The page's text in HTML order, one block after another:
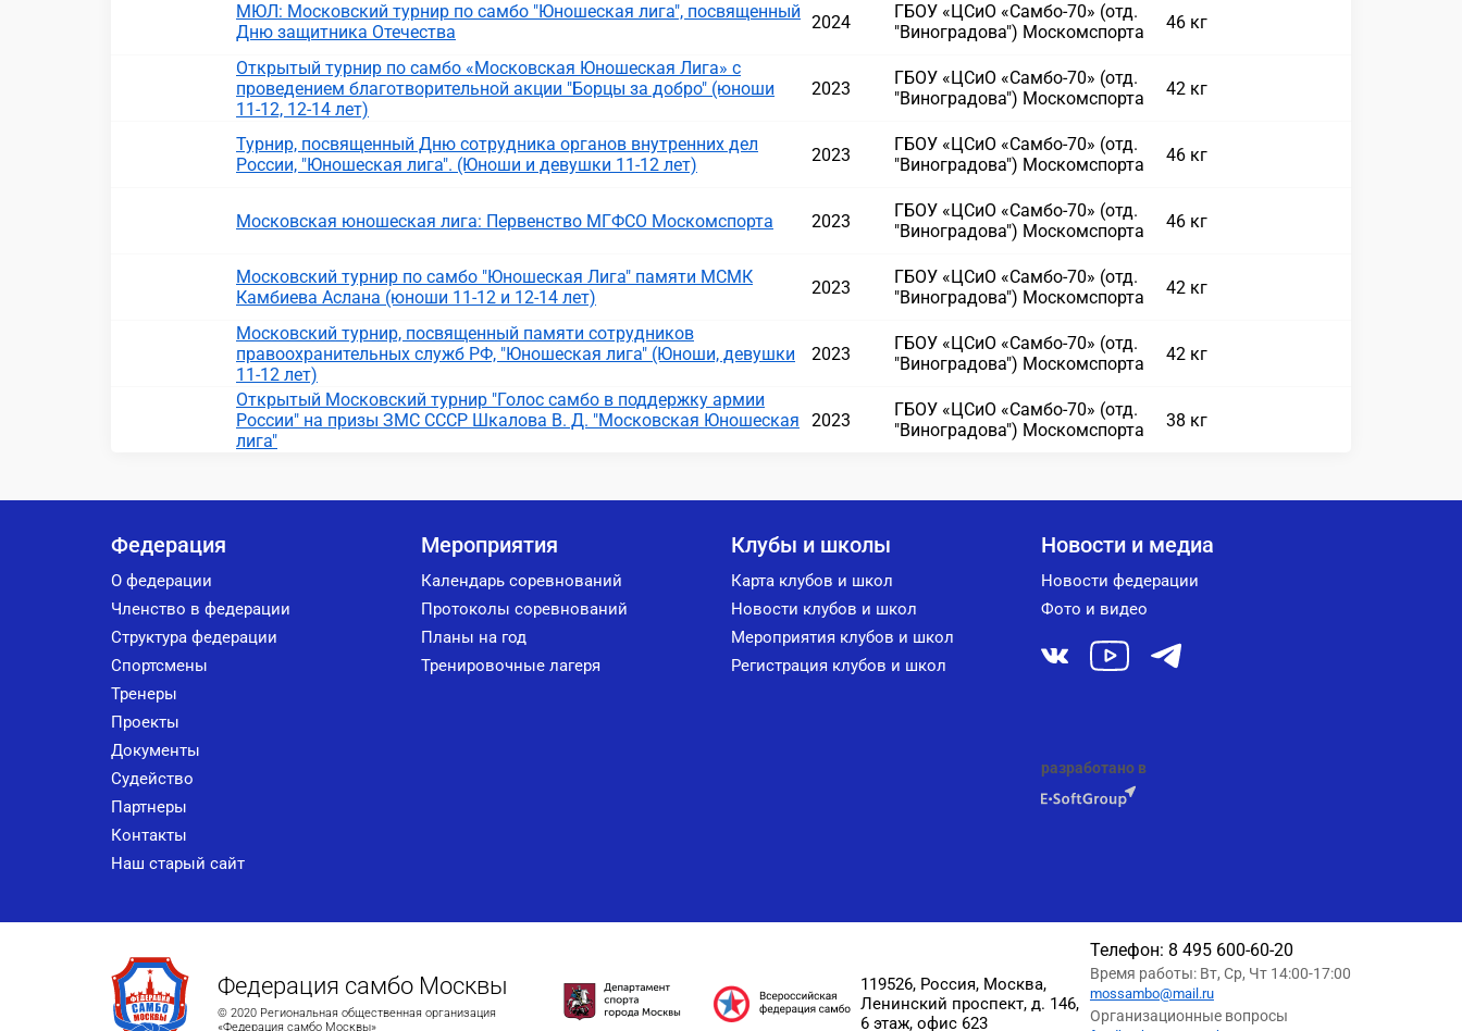
МЮЛ: Московский турнир по самбо "Юношеская лига", посвященный
Дню защитника Отечества
2024
ГБОУ «ЦСиО «Самбо-70» (отд.
"Виноградова") Москомспорта
46 кг
Открытый турнир по самбо «Московская Юношеская Лига» с
проведением благотворительной акции "Борцы за добро" (юноши
11-12, 12-14 лет)
2023
ГБОУ «ЦСиО «Самбо-70» (отд.
"Виноградова") Москомспорта
42 кг
Турнир, посвященный Дню сотрудника органов внутренних дел
России, "Юношеская лига". (Юноши и девушки 11-12 лет)
2023
ГБОУ «ЦСиО «Самбо-70» (отд.
"Виноградова") Москомспорта
46 кг
Московская юношеская лига: Первенство МГФСО Москомспорта 2023
ГБОУ «ЦСиО «Самбо-70» (отд.
"Виноградова") Москомспорта
46 кг
Московский турнир по самбо "Юношеская Лига" памяти МСМК
Камбиева Аслана (юноши 11-12 и 12-14 лет)
2023
ГБОУ «ЦСиО «Самбо-70» (отд.
"Виноградова") Москомспорта
42 кг
Московский турнир, посвященный памяти сотрудников
правоохранительных служб РФ, "Юношеская лига" (Юноши, девушки
11-12 лет)
2023
ГБОУ «ЦСиО «Самбо-70» (отд.
"Виноградова") Москомспорта
42 кг
Открытый Московский турнир "Голос самбо в поддержку армии
России" на призы ЗМС СССР Шкалова В. Д. "Московская Юношеская
лига"
2023
ГБОУ «ЦСиО «Самбо-70» (отд.
"Виноградова") Москомспорта
38 кг
Федерация
О федерации
Членство в федерации
Структура федерации
Спортсмены
Тренеры
Проекты
Документы
Судейство
Партнеры
Контакты
Наш старый сайт
Мероприятия
Календарь соревнований
Протоколы соревнований
Планы на год
Тренировочные лагеря
Клубы и школы
Карта клубов и школ
Новости клубов и школ
Мероприятия клубов и школ
Регистрация клубов и школ
Новости и медиа
Новости федерации
Фото и видео
разработано в
Федерация самбо Москвы
© 2020 Региональная общественная организация
«Федерация самбо Москвы»
119526, Россия, Москва,
Ленинский проспект, д. 146,
6 этаж, офис 623
Телефон: 8 495 600-60-20
Время работы: Вт, Ср, Чт 14:00-17:00
mossambo@mail.ru
Организационные вопросы